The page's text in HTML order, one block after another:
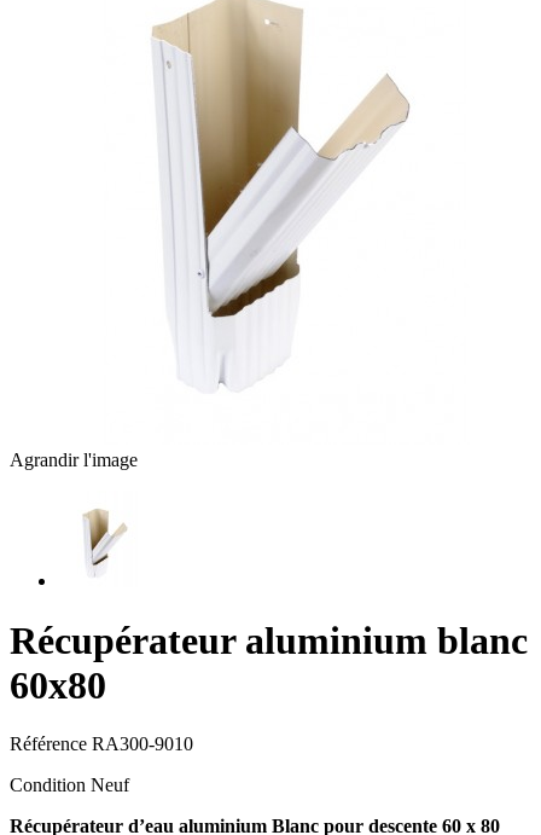
Agrandir l'image
Récupérateur aluminium blanc
60x80
Référence RA300-9010
Condition Neuf
Récupérateur d’eau aluminium Blanc pour descente 60 x 80